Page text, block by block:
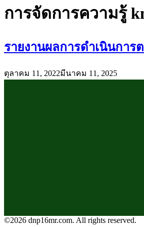
การจัดการความรู้
รายงานผลการดำเนินกา
ตุลาคม 11, 2022มีนาคม 11, 2025
©2026 dnp16mr.com. All rights reserved.